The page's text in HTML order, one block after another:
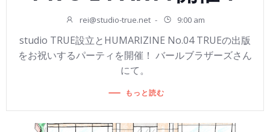
rei@studio-true.net - 9:00 am
studio TRUE設立とHUMARIZINE No.04 TRUEの出版
をお祝いするパーティを開催！ バールブラザーズさん
にて。
もっと読む